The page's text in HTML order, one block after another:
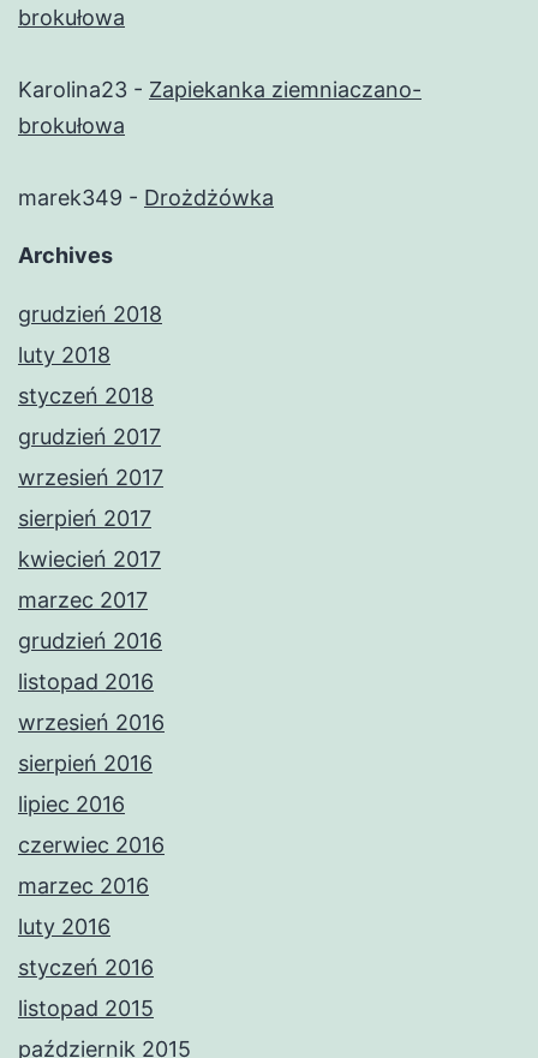
brokułowa
Karolina23 - Zapiekanka ziemniaczano-
brokułowa
marek349 - Drożdżówka
Archives
grudzień 2018
luty 2018
styczeń 2018
grudzień 2017
wrzesień 2017
sierpień 2017
kwiecień 2017
marzec 2017
grudzień 2016
listopad 2016
wrzesień 2016
sierpień 2016
lipiec 2016
czerwiec 2016
marzec 2016
luty 2016
styczeń 2016
listopad 2015
październik 2015